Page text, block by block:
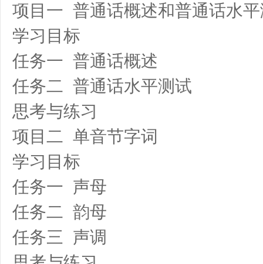
项目一 普通话概述和普通话水
学习目标
任务一 普通话概述
任务二 普通话水平测试
思考与练习
项目二 单音节字词
学习目标
任务一 声母
任务二 韵母
任务三 声调